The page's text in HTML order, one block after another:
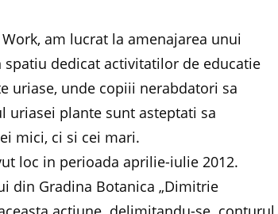
am lucrat la amenajarea unui
dedicat activitatilor de educatie
uriase, unde copiii nerabdatori sa
uriasei plante sunt asteptati sa
mici, ci si cei mari.
loc in perioada aprilie-iulie 2012.
din Gradina Botanica „Dimitrie